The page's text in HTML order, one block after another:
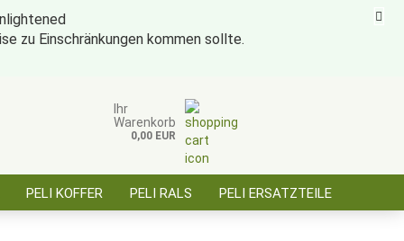
für öffentl. Auftraggeber, Behörden, BOS
Passwort
Ihr
Warenkorb
0,00 EUR
zu Einschränkungen kommen sollte.
PELI KOFFER PELI RALS PELI ERSATZTEILE